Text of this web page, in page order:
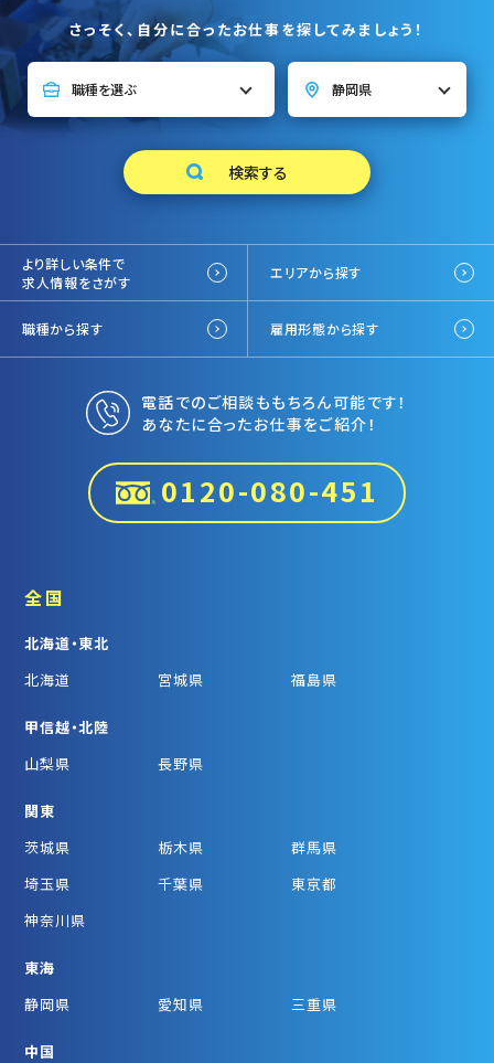
さっそく、自分に合ったお仕事を探してみましょう！
より詳しい条件で
求人情報をさがす
エリアから探す
職種から探す 雇用形態から探す
電話でのご相談ももちろん可能です！
あなたに合ったお仕事をご紹介！
0120-080-451
全国
北海道・東北
北海道
宮城県 福島県
甲信越・北陸
山梨県
長野県
関東
茨城県
栃木県
群馬県
埼玉県
千葉県
東京都
神奈川県
東海
静岡県
愛知県 三重県
中国